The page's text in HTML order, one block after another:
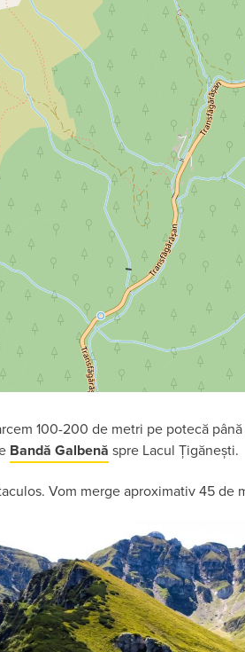
100-200 de metri pe potecă
Bandă Galbenă spre Lacul Țigănești.
Vom merge aproximativ 45 de